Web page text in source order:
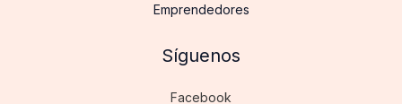
Emprendedores
Síguenos
Facebook